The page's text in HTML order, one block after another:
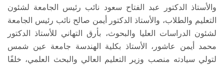
والأستاذ الدكتور عبد الفتاح سعود نائب رئيس الجامعة لشئون
التعليم والطلاب، والأستاذ الدكتور أيمن صالح نائب رئيس الجامعة
لشئون الدراسات العليا والبحوث، بأرق التهاني للأستاذ الدكتور
محمد أيمن عاشور، الأستاذ بكلية الهندسة جامعة عين شمس
لتولي سيادته منصب وزير التعليم العالي والبحث العلمي، خلفًا